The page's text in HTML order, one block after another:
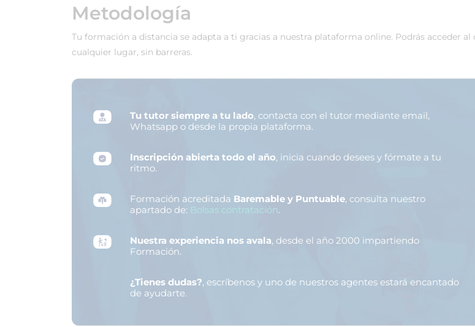
Metodología
Tu formación a distancia se adapta a ti gracias a nuestra plataforma online. Podrás acceder
cualquier lugar, sin barreras.
Tu tutor siempre a tu lado, contacta con el tutor mediante email,
Whatsapp o desde la propia plataforma.
Inscripción abierta todo el año, inicia cuando desees y fórmate a tu
ritmo.
Formación acreditada Baremable y Puntuable, consulta nuestro
apartado de: Bolsas contratación.
Nuestra experiencia nos avala, desde el año 2000 impartiendo
Formación.
¿Tienes dudas?, escríbenos y uno de nuestros agentes estará encantado
de ayudarte.